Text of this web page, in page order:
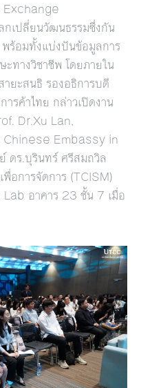
กเปลี่ยนวัฒนธรรมซึ่งกัน
พร้อมทั้งแบ่งปันข้อมูลการ
ทางวิชาชีพ โดยภายใน
ายะสนธิ รองอธิการบดี
รค้าไทย กล่าวเปิดงาน
Dr.Xu Lan,
Embassy in
ดร.บุรินทร์ ศรีสมถวิล
อการจัดการ (TCISM)
อาคาร 23 ชั้น 7 เมื่อ